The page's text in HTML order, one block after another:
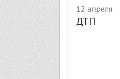
12 апреля
ДТП